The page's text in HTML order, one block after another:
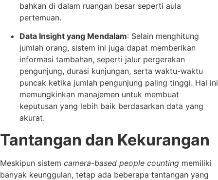
bahkan di dalam ruangan besar seperti aula
pertemuan.
Data Insight yang Mendalam: Selain menghitung
jumlah orang, sistem ini juga dapat memberikan
informasi tambahan, seperti jalur pergerakan
pengunjung, durasi kunjungan, serta waktu-waktu
puncak ketika jumlah pengunjung paling tinggi. Hal ini
memungkinkan manajemen untuk membuat
keputusan yang lebih baik berdasarkan data yang
akurat.
Tantangan dan Kekurangan
Meskipun sistem camera-based people counting memiliki
banyak keunggulan, tetap ada beberapa tantangan yang